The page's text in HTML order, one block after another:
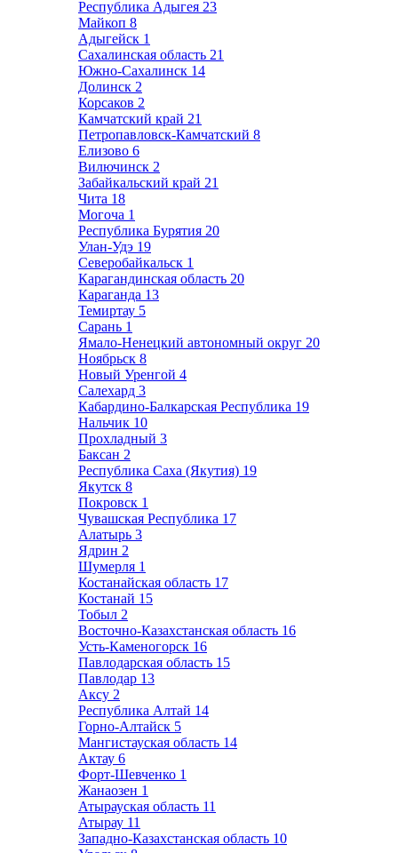
Республика Адыгея 23
Майкоп 8
Адыгейск 1
Сахалинская область 21
Южно-Сахалинск 14
Долинск 2
Корсаков 2
Камчатский край 21
Петропавловск-Камчатский 8
Елизово 6
Вилючинск 2
Забайкальский край 21
Чита 18
Могоча 1
Республика Бурятия 20
Улан-Удэ 19
Северобайкальск 1
Карагандинская область 20
Караганда 13
Темиртау 5
Сарань 1
Ямало-Ненецкий автономный округ 20
Ноябрьск 8
Новый Уренгой 4
Салехард 3
Кабардино-Балкарская Республика 19
Нальчик 10
Прохладный 3
Баксан 2
Республика Саха (Якутия) 19
Якутск 8
Покровск 1
Чувашская Республика 17
Алатырь 3
Ядрин 2
Шумерля 1
Костанайская область 17
Костанай 15
Тобыл 2
Восточно-Казахстанская область 16
Усть-Каменогорск 16
Павлодарская область 15
Павлодар 13
Аксу 2
Республика Алтай 14
Горно-Алтайск 5
Мангистауская область 14
Актау 6
Форт-Шевченко 1
Жанаозен 1
Атырауская область 11
Атырау 11
Западно-Казахстанская область 10